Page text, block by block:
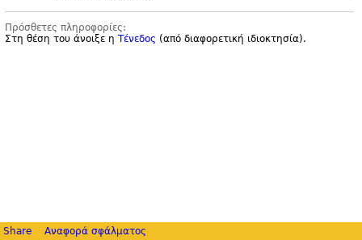
Πρόσθετες πληροφορίες:
Στη θέση του άνοιξε η Τένεδος (από διαφορετική ιδιοκτησία).
Share Αναφορά σφάλματος